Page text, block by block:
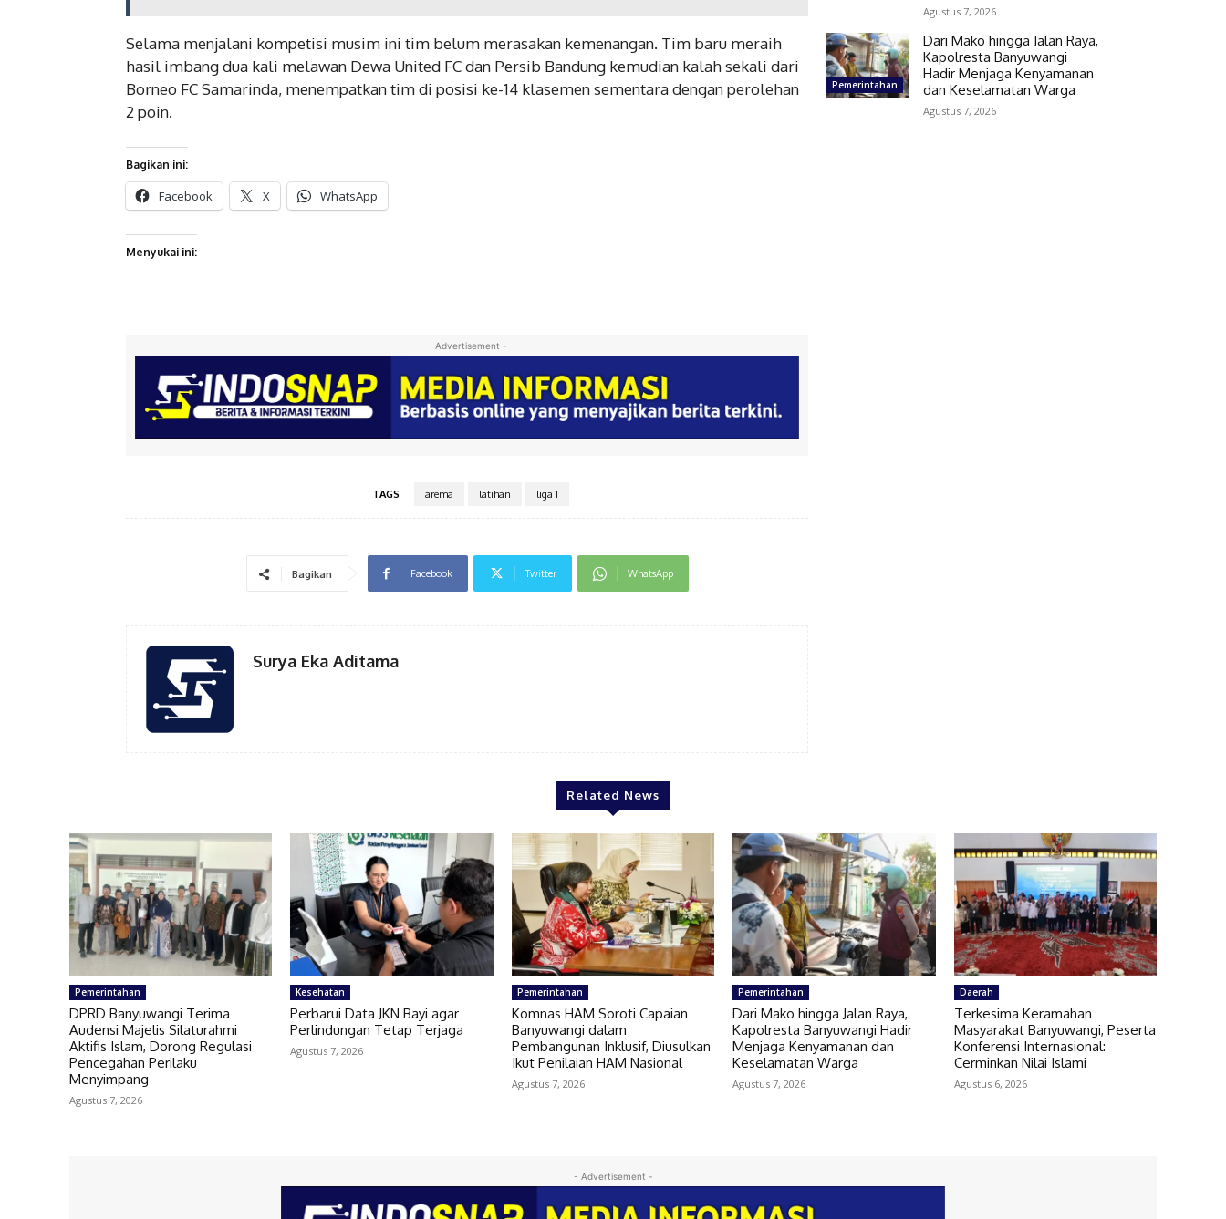
Selama menjalani kompetisi musim ini tim belum merasakan kemenangan. Tim baru meraih
hasil imbang dua kali melawan Dewa United FC dan Persib Bandung kemudian kalah sekali dari
Borneo FC Samarinda, menempatkan tim di posisi ke-14 klasemen sementara dengan perolehan
2 poin.
Bagikan ini:
Facebook X WhatsApp
Menyukai ini:
- Advertisement -
TAGS arema latihan liga 1
Bagikan Facebook Twitter WhatsApp
Surya Eka Aditama
Agustus 7, 2026
Pemerintahan
Dari Mako hingga Jalan Raya,
Kapolresta Banyuwangi
Hadir Menjaga Kenyamanan
dan Keselamatan Warga
Agustus 7, 2026
Related News
Pemerintahan
DPRD Banyuwangi Terima
Audensi Majelis Silaturahmi
Aktifis Islam, Dorong Regulasi
Pencegahan Perilaku
Menyimpang
Agustus 7, 2026
Kesehatan
Perbarui Data JKN Bayi agar
Perlindungan Tetap Terjaga
Agustus 7, 2026
Pemerintahan
Komnas HAM Soroti Capaian
Banyuwangi dalam
Pembangunan Inklusif, Diusulkan
Ikut Penilaian HAM Nasional
Agustus 7, 2026
Pemerintahan
Dari Mako hingga Jalan Raya,
Kapolresta Banyuwangi Hadir
Menjaga Kenyamanan dan
Keselamatan Warga
Agustus 7, 2026
Daerah
Terkesima Keramahan
Masyarakat Banyuwangi, Peserta
Konferensi Internasional:
Cerminkan Nilai Islami
Agustus 6, 2026
- Advertisement -